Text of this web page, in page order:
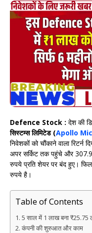
Defence Stock : देश की
सिस्टम्स लिमिटेड (Apollo
निवेशकों को चौंकाने वाला
अपर सर्किट तक पहुंचे और
रुपये प्रति शेयर पर बंद हुए।
रुपये है।
Table of Contents
5 साल में 1 लाख बना
कंपनी की शुरुआत और काम